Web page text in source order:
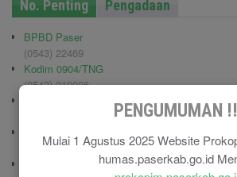
PENGUMUMAN
Mulai 1 Agustus 2025 Website
humas.paserkab.go.id
No. Penting Pengadaan
BPBD Paser
(0543) 22469
Kodim 0904/TNG
(0543) 210006
Pemadam Kebakaran
(0543) 21687